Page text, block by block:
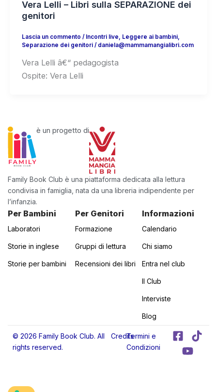
Vera Lelli – Libri sulla SEPARAZIONE dei
genitori
Lascia un commento / Incontri live, Leggere ai bambini,
Separazione dei genitori/ daniela@mammamangialibri.com
Vera Lelli â€“ pedagogista
Ospite: Vera Lelli
è un progetto di
Family Book Club è una piattaforma dedicata alla lettura
condivisa in famiglia, nata da una libreria indipendente per
l’infanzia.
Per Bambini
Laboratori
Storie in inglese
Storie per bambini
Per Genitori
Formazione
Gruppi di lettura
Recensioni dei libri
Informazioni
Calendario
Chi siamo
Entra nel club
Il Club
Interviste
Blog
© 2026 Family Book Club. All
rights reserved.
CreditsTermini e
Condizioni
F
a
c
T
Y
o
u